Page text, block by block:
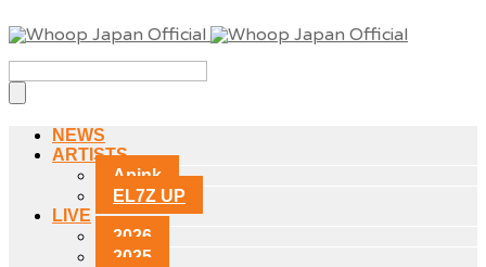
NEWS
ARTISTS
Apink
EL7Z UP
LIVE
2026
2025